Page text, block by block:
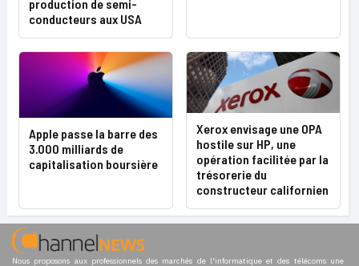
production de semi-
conducteurs aux USA
Apple passe la barre des
3.000 milliards de
capitalisation boursière
Xerox envisage une OPA
hostile sur HP, une
opération facilitée par la
trésorerie du
constructeur californien
Nous proposons aux professionnels des marchés de l'informatique et des télécoms une